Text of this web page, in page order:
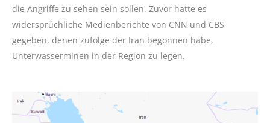
die Angriffe zu sehen sein sollen. Zuvor hatte es
widersprüchliche Medienberichte von CNN und CBS
gegeben, denen zufolge der Iran begonnen habe,
Unterwasserminen in der Region zu legen.